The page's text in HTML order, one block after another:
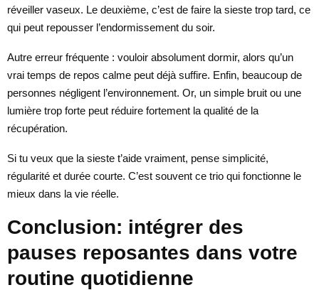
réveiller vaseux. Le deuxième, c’est de faire la sieste trop tard, ce
qui peut repousser l’endormissement du soir.
Autre erreur fréquente : vouloir absolument dormir, alors qu’un
vrai temps de repos calme peut déjà suffire. Enfin, beaucoup de
personnes négligent l’environnement. Or, un simple bruit ou une
lumière trop forte peut réduire fortement la qualité de la
récupération.
Si tu veux que la sieste t’aide vraiment, pense simplicité,
régularité et durée courte. C’est souvent ce trio qui fonctionne le
mieux dans la vie réelle.
Conclusion: intégrer des
pauses reposantes dans votre
routine quotidienne